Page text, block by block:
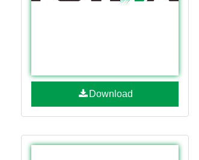
Download